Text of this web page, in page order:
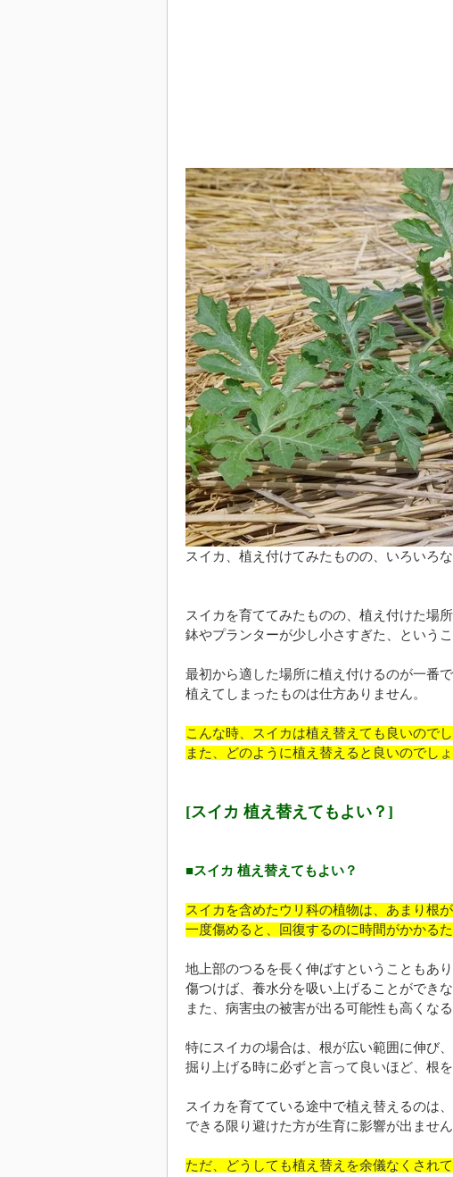
スイカ、植え付けてみたものの、いろいろ
スイカを育ててみたものの、植え付けた場
鉢やプランターが少し小さすぎた、というこ
最初から適した場所に植え付けるのが一番で
植えてしまったものは仕方ありません。
こんな時、スイカは植え替えても良いのでし
また、どのように植え替えると良いのでしょ
[スイカ 植え替えてもよい？]
■スイカ 植え替えてもよい？
スイカを含めたウリ科の植物は、あまり根
一度傷めると、回復するのに時間がかかる
地上部のつるを長く伸ばすということもあ
傷つけば、養水分を吸い上げることができ
また、病害虫の被害が出る可能性も高くな
特にスイカの場合は、根が広い範囲に伸び
掘り上げる時に必ずと言って良いほど、根を
スイカを育てている途中で植え替えるのは、
できる限り避けた方が生育に影響が出ません
ただ、どうしても植え替えを余儀なくされ